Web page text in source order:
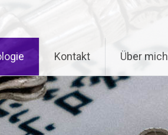
Kontakt Über mich